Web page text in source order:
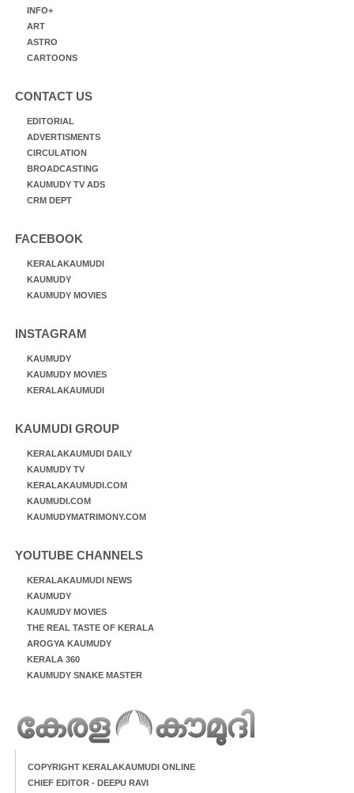
INFO+
ART
ASTRO
CARTOONS
CONTACT US
EDITORIAL
ADVERTISMENTS
CIRCULATION
BROADCASTING
KAUMUDY TV ADS
CRM DEPT
FACEBOOK
KERALAKAUMUDI
KAUMUDY
KAUMUDY MOVIES
INSTAGRAM
KAUMUDY
KAUMUDY MOVIES
KERALAKAUMUDI
KAUMUDI GROUP
KERALAKAUMUDI DAILY
KAUMUDY TV
KERALAKAUMUDI.COM
KAUMUDI.COM
KAUMUDYMATRIMONY.COM
YOUTUBE CHANNELS
KERALAKAUMUDI NEWS
KAUMUDY
KAUMUDY MOVIES
THE REAL TASTE OF KERALA
AROGYA KAUMUDY
KERALA 360
KAUMUDY SNAKE MASTER
COPYRIGHT KERALAKAUMUDI ONLINE
CHIEF EDITOR - DEEPU RAVI